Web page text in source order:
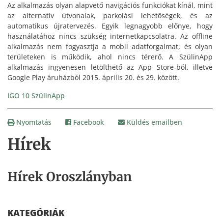
Hírek
Hírek Oroszlányban
KATEGÓRIÁK
Az alkalmazás olyan alapvető navigációs funkciókat kínál, mint
az alternatív útvonalak, parkolási lehetőségek, és az
automatikus újratervezés. Egyik legnagyobb előnye, hogy
használatához nincs szükség internetkapcsolatra. Az offline
alkalmazás nem fogyasztja a mobil adatforgalmat, és olyan
területeken is működik, ahol nincs térerő. A SzülinApp
alkalmazás ingyenesen letölthető az App Store-ból, illetve
Google Play áruházból 2015. április 20. és 29. között.
IGO 10 SzülinApp
Nyomtatás Facebook Küldés emailben